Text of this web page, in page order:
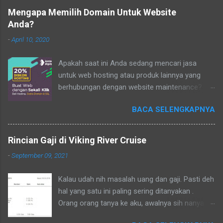
Mengapa Memilih Domain Untuk Website
Anda?
-April 10, 2020
Apakah saat ini Anda sedang mencari jasa
untuk web hosting atau produk lainnya yang
berhubungan dengan website maintenance?
beberapa produk lainnya yang akan memberikan
support untuk pengembangan bisnis secara
online atau beberapa keperluan lainnya baik
untuk organisasi nirlaba atau keperluan bisnis
yang membutuhkan jasa web hosting untuk
secara daring. Inilah mengapa Anda harus
menemukan jasa web hosting yang tepat
dengan segala jenis produk pendukung yang
BACA SELENGKAPNYA
Rincian Gaji di Viking River Cruise
-September 09, 2021
Kalau udah nih masalah uang dan gaji. Pasti deh
hal yang satu ini paling sering ditanyakan .
Orang orang tanya ke aku, awalnya sih nanya